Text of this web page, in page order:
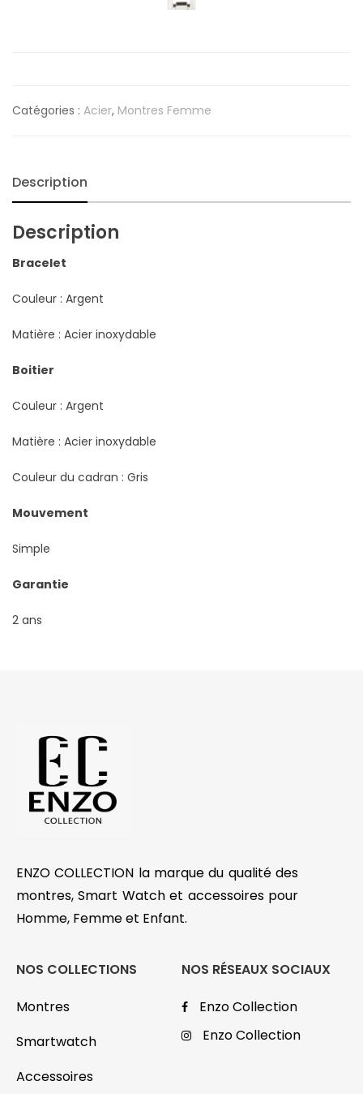
Catégories : Acier, Montres Femme
Description
Description
Bracelet
Couleur : Argent
Matière : Acier inoxydable
Boitier
Couleur : Argent
Matière : Acier inoxydable
Couleur du cadran : Gris
Mouvement
Simple
Garantie
2 ans
ENZO COLLECTION la marque du qualité des
montres, Smart Watch et accessoires pour
Homme, Femme et Enfant.
NOS COLLECTIONS
Montres
Smartwatch
Accessoires
NOS RÉSEAUX SOCIAUX
Enzo Collection
Enzo Collection